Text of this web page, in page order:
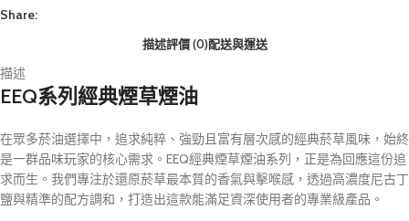
Share:
描述評價 (0)配送與運送
描述
EEQ系列經典煙草煙油
在眾多菸油選擇中，追求純粹、強勁且富有層次感的經典菸草風味，始終
是一群品味玩家的核心需求。EEQ經典煙草煙油系列，正是為回應這份追
求而生。我們專注於還原菸草最本質的香氣與擊喉感，透過高濃度尼古丁
鹽與精準的配方調和，打造出這款能滿足資深使用者的專業級產品。